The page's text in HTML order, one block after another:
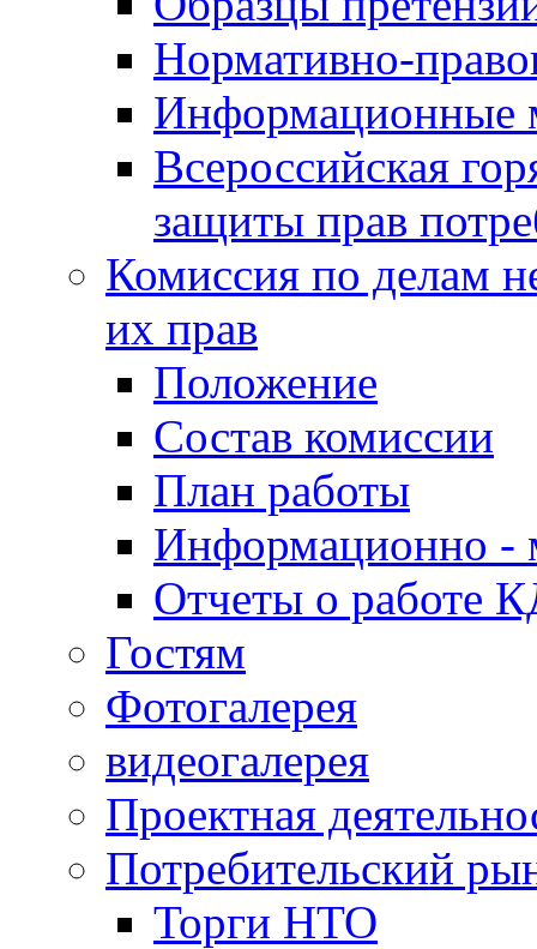
Нормативно-
Информационные
Всероссийская
защиты прав
Комиссия по делам
их прав
Положение
Состав комиссии
План работы
Информационно -
Отчеты о работе
Гостям
Фотогалерея
видеогалерея
Проектная
Потребительский
Торги НТО